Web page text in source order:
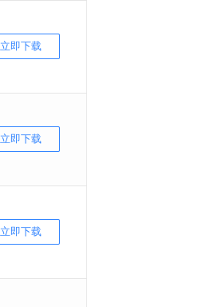
立即下载
立即下载
立即下载